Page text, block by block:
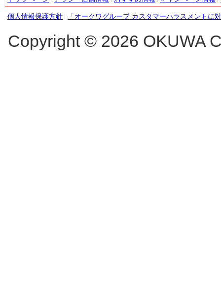
個人情報保護方針 「オークワグループ カスタマーハラスメントに
Copyright © 2026 OKUWA